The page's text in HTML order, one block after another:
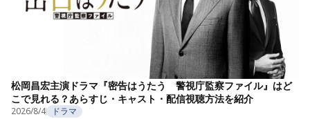
松岡昌宏主演ドラマ『密告はうたう 警視庁監察ファイル』はど
こで見れる？あらすじ・キャスト・配信視聴方法を紹介
2026/8/4 ドラマ